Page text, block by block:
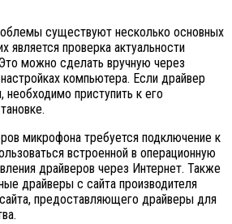
существуют несколько основных
является проверка актуальности
можно сделать вручную через
компьютера. Если драйвер
приступить к его
микрофона требуется подключение к
встроенной в операционную
драйверов через Интернет. Также
драйверы с сайта производителя
предоставляющего драйверы для